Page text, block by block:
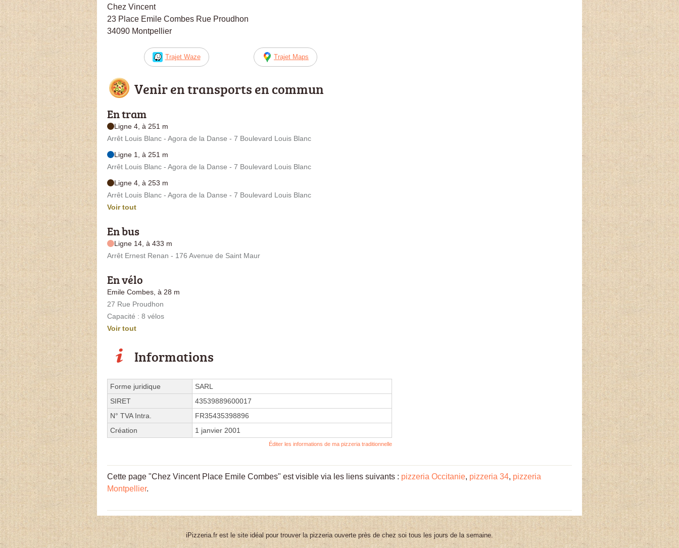
Chez Vincent
23 Place Emile Combes Rue Proudhon
34090 Montpellier
Trajet Waze Trajet Maps
Venir en transports en commun
En tram
Ligne 4, à 251 m
Arrêt Louis Blanc - Agora de la Danse - 7 Boulevard Louis Blanc
Ligne 1, à 251 m
Arrêt Louis Blanc - Agora de la Danse - 7 Boulevard Louis Blanc
Ligne 4, à 253 m
Arrêt Louis Blanc - Agora de la Danse - 7 Boulevard Louis Blanc
Voir tout
En bus
Ligne 14, à 433 m
Arrêt Ernest Renan - 176 Avenue de Saint Maur
En vélo
Emile Combes, à 28 m
27 Rue Proudhon
Capacité : 8 vélos
Voir tout
Informations
Forme juridique
SARL
SIRET
43539889600017
N° TVA Intra.
FR35435398896
Création
1 janvier 2001
Éditer les informations de ma pizzeria traditionnelle
Cette page "Chez Vincent Place Emile Combes" est visible via les liens suivants : pizzeria Occitanie, pizzeria 34, pizzeria
Montpellier.
iPizzeria.fr est le site idéal pour trouver la pizzeria ouverte près de chez soi tous les jours de la semaine.